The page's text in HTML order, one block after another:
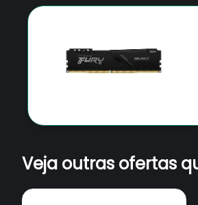
Veja outras ofertas